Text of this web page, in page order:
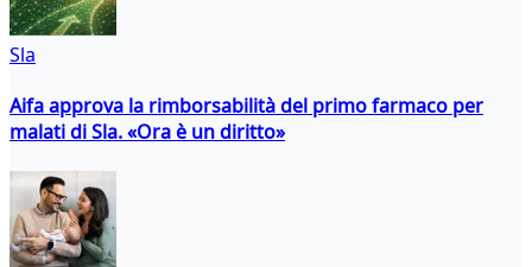
Sla
Aifa approva la rimborsabilità del primo farmaco per
malati di Sla. «Ora è un diritto»